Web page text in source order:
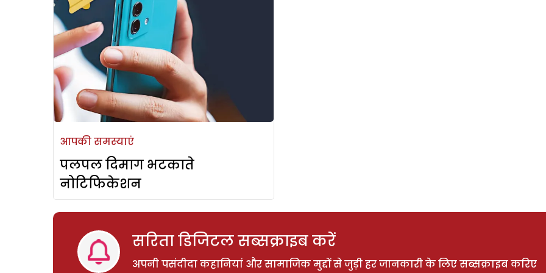
आपकी समस्याएं
पलपल दिमाग भटकाते
नोटिफिकेशन
सरिता डिजिटल सब्सक्राइब करें
अपनी पसंदीदा कहानियां और सामाजिक मुद्दों से जुड़ी हर जानकारी के लिए सब्सक्राइब करिए